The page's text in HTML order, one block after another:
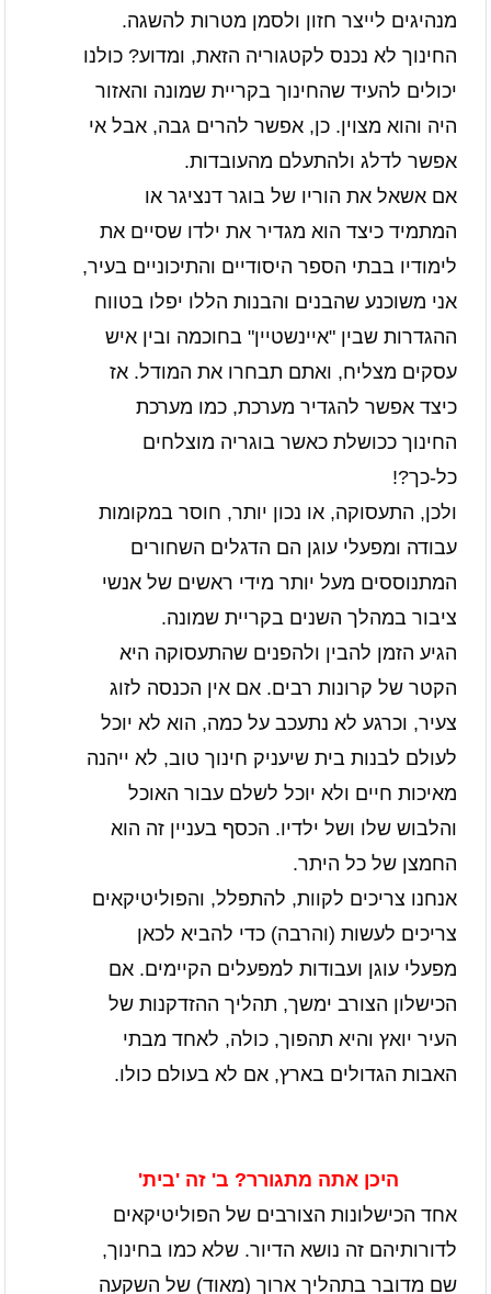
מנהיגים לייצר חזון ולסמן מטרות להשגה.
החינוך לא נכנס לקטגוריה הזאת, ומדוע? כולנו
יכולים להעיד שהחינוך בקריית שמונה והאזור
היה והוא מצוין. כן, אפשר להרים גבה, אבל אי
אפשר לדלג ולהתעלם מהעובדות.
אם אשאל את הוריו של בוגר דנציגר או
המתמיד כיצד הוא מגדיר את ילדו שסיים את
לימודיו בבתי הספר היסודיים והתיכוניים בעיר,
אני משוכנע שהבנים והבנות הללו יפלו בטווח
ההגדרות שבין "איינשטיין" בחוכמה ובין איש
עסקים מצליח, ואתם תבחרו את המודל. אז
כיצד אפשר להגדיר מערכת, כמו מערכת
החינוך ככושלת כאשר בוגריה מוצלחים
כל-כך?!
ולכן, התעסוקה, או נכון יותר, חוסר במקומות
עבודה ומפעלי עוגן הם הדגלים השחורים
המתנוססים מעל יותר מידי ראשים של אנשי
ציבור במהלך השנים בקריית שמונה.
הגיע הזמן להבין ולהפנים שהתעסוקה היא
הקטר של קרונות רבים. אם אין הכנסה לזוג
צעיר, וכרגע לא נתעכב על כמה, הוא לא יוכל
לעולם לבנות בית שיעניק חינוך טוב, לא ייהנה
מאיכות חיים ולא יוכל לשלם עבור האוכל
והלבוש שלו ושל ילדיו. הכסף בעניין זה הוא
החמצן של כל היתר.
אנחנו צריכים לקוות, להתפלל, והפוליטיקאים
צריכים לעשות (והרבה) כדי להביא לכאן
מפעלי עוגן ועבודות למפעלים הקיימים. אם
הכישלון הצורב ימשך, תהליך ההזדקנות של
העיר יואץ והיא תהפוך, כולה, לאחד מבתי
האבות הגדולים בארץ, אם לא בעולם כולו.
היכן אתה מתגורר? ב' זה 'בית'
אחד הכישלונות הצורבים של הפוליטיקאים
לדורותיהם זה נושא הדיור. שלא כמו בחינוך,
שם מדובר בתהליך ארוך (מאוד) של השקעה